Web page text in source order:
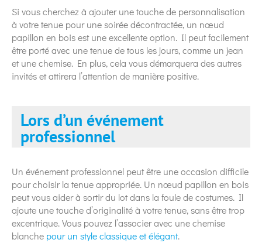
Si vous cherchez à ajouter une touche de personnalisation
à votre tenue pour une soirée décontractée, un nœud
papillon en bois est une excellente option. Il peut facilement
être porté avec une tenue de tous les jours, comme un jean
et une chemise. En plus, cela vous démarquera des autres
invités et attirera l’attention de manière positive.
Lors d’un événement
professionnel
Un événement professionnel peut être une occasion difficile
pour choisir la tenue appropriée. Un nœud papillon en bois
peut vous aider à sortir du lot dans la foule de costumes. Il
ajoute une touche d’originalité à votre tenue, sans être trop
excentrique. Vous pouvez l’associer avec une chemise
blanche pour un style classique et élégant.